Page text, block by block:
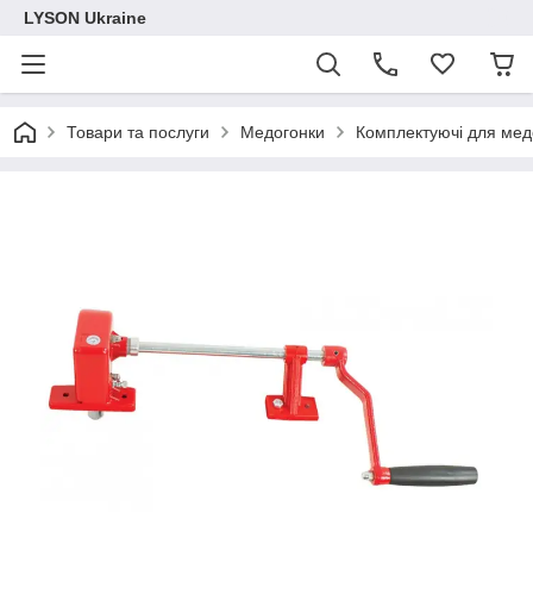
LYSON Ukraine
Товари та послуги Медогонки Комплектуючі для